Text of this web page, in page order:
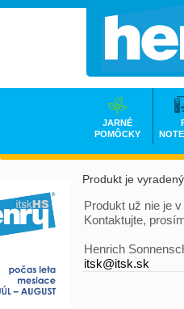
Produkt je
Produkt už nie je
Kontaktujte,
Henrich
itsk@itsk.sk
JARNÉ
POMÔCKY